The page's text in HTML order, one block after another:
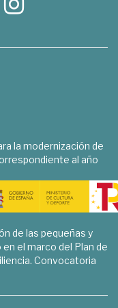
la modernización de
al año
de las pequeñas y
el marco del Plan de
Convocatoria